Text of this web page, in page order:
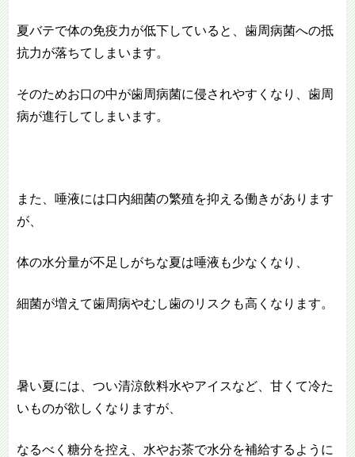
夏バテで体の免疫力が低下していると、歯周病菌への抵
抗力が落ちてしまいます。
そのためお口の中が歯周病菌に侵されやすくなり、歯周
病が進行してしまいます。
また、唾液には口内細菌の繁殖を抑える働きがあります
が、
体の水分量が不足しがちな夏は唾液も少なくなり、
細菌が増えて歯周病やむし歯のリスクも高くなります。
暑い夏には、つい清涼飲料水やアイスなど、甘くて冷た
いものが欲しくなりますが、
なるべく糖分を控え、水やお茶で水分を補給するように